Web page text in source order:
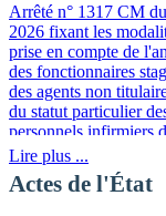
Arrêté n° 1317 CM
2026 fixant les
prise en compte de
des fonctionnaires
des agents non
du statut particulier
personnels infirmiers
fonction publique de la
Polynésie française
Lire plus ...
Actes de l'État